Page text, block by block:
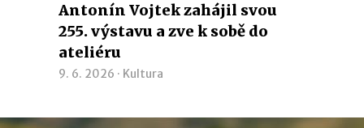
Antonín Vojtek zahájil svou
255. výstavu a zve k sobě do
ateliéru
9. 6. 2026 · Kultura